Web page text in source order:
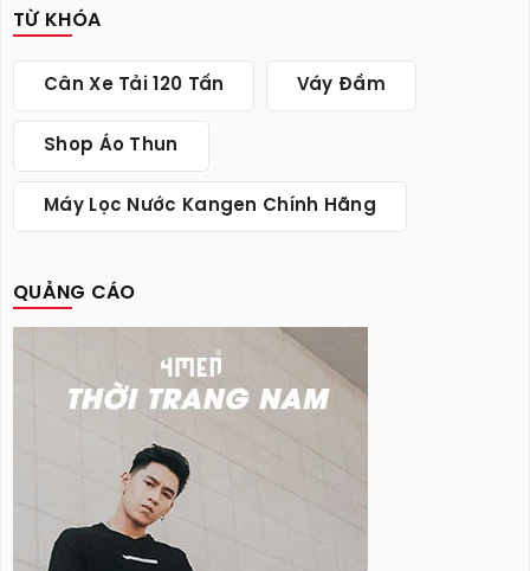
TỪ KHÓA
Cân Xe Tải 120 Tấn Váy Đầm
Shop Áo Thun
Máy Lọc Nước Kangen Chính Hãng
QUẢNG CÁO